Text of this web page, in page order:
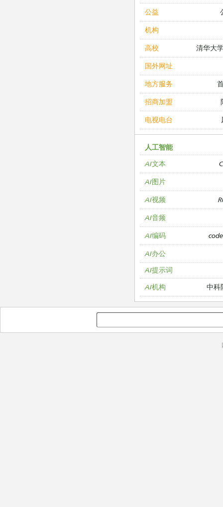
公益
机构
高校 清华大
国外网址
地方服务
招商加盟
电视电台
人工智能
AI文本
AI图片
AI视频
AI音频
AI编码
AI办公
AI提示词
AI机构
中科